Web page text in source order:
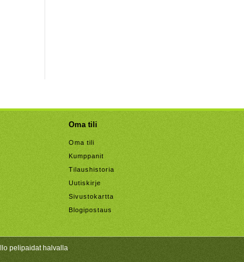
Oma tili
Oma tili
Kumppanit
Tilaushistoria
Uutiskirje
Sivustokartta
Blogipostaus
pelipaidat halvalla.